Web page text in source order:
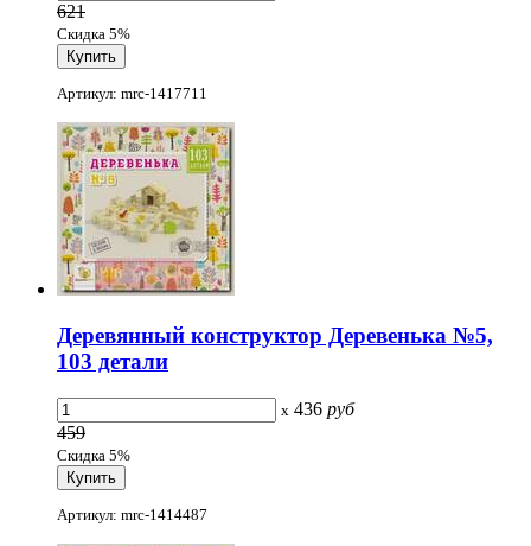
621
Скидка 5%
Артикул: mrc-1417711
Деревянный конструктор Деревенька №5,
103 детали
x 436 руб
459
Скидка 5%
Артикул: mrc-1414487